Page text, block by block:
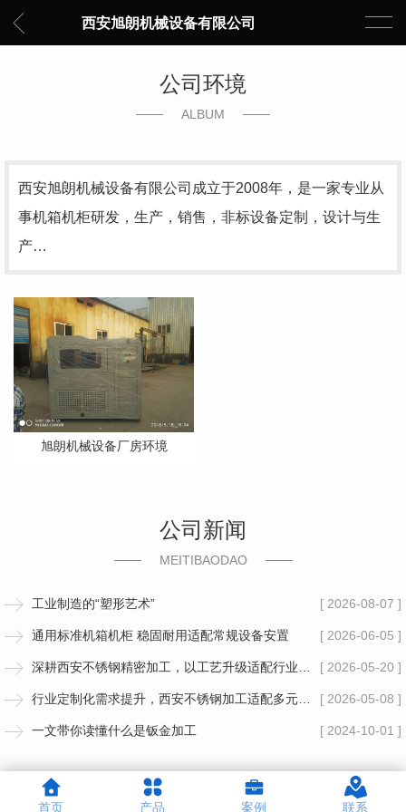
西安旭朗机械设备有限公司
公司环境
ALBUM
西安旭朗机械设备有限公司成立于2008年，是一家专业从
事机箱机柜研发，生产，销售，非标设备定制，设计与生
产…
旭朗机械设备厂房环境
公司新闻
MEITIBAODAO
[ 2026-08-07 ]
工业制造的“塑形艺术”
[ 2026-06-05 ]
通用标准机箱机柜 稳固耐用适配常规设备安置
[ 2026-05-20 ]
深耕西安不锈钢精密加工，以工艺升级适配行业多元需求
[ 2026-05-08 ]
行业定制化需求提升，西安不锈钢加工适配多元场景
[ 2024-10-01 ]
一文带你读懂什么是钣金加工
首页 产品 案例 联系